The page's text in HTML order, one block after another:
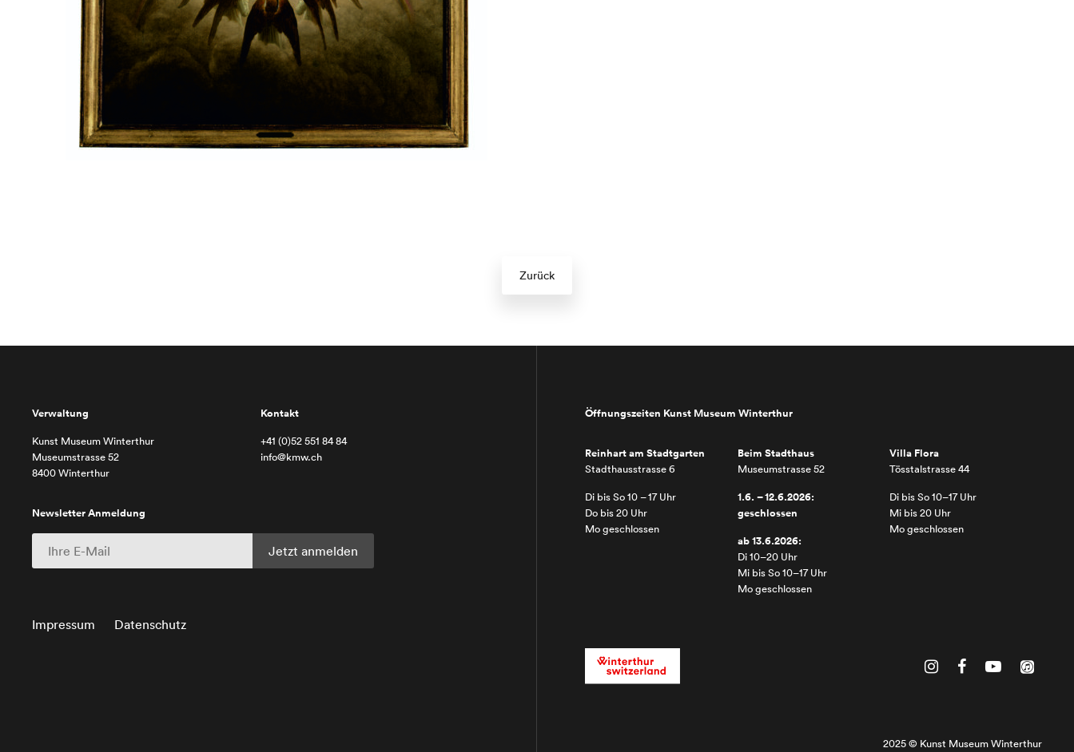
Zurück
Verwaltung
Kunst Museum Winterthur
Museumstrasse 52
8400 Winterthur
Kontakt
+41 (0)52 551 84 84
info@kmw.ch
Newsletter Anmeldung
Impressum Datenschutz
Öffnungszeiten Kunst Museum Winterthur
Reinhart am Stadtgarten
Stadthausstrasse 6
Di bis So 10 – 17 Uhr
Do bis 20 Uhr
Mo geschlossen
Beim Stadthaus
Museumstrasse 52
1.6. – 12.6.2026:
geschlossen
ab 13.6.2026:
Di 10–20 Uhr
Mi bis So 10–17 Uhr
Mo geschlossen
Villa Flora
Tösstalstrasse 44
Di bis So 10–17 Uhr
Mi bis 20 Uhr
Mo geschlossen
2025 © Kunst Museum Winterthur